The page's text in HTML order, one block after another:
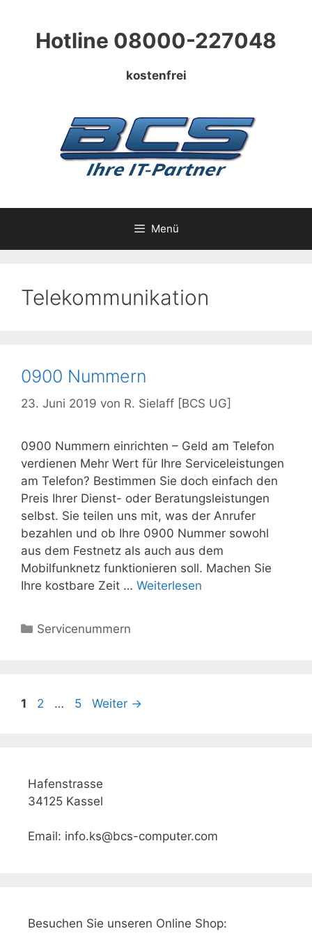
springenHotline 08000-227048
kostenfrei
Menü
Telekommunikation
0900 Nummern
23. Juni 2019 von R. Sielaff [BCS UG]
0900 Nummern einrichten – Geld am Telefon
verdienen Mehr Wert für Ihre Serviceleistungen
am Telefon? Bestimmen Sie doch einfach den
Preis Ihrer Dienst- oder Beratungsleistungen
selbst. Sie teilen uns mit, was der Anrufer
bezahlen und ob Ihre 0900 Nummer sowohl
aus dem Festnetz als auch aus dem
Mobilfunknetz funktionieren soll. Machen Sie
Ihre kostbare Zeit … Weiterlesen
Kategorien
Servicenummern
Seite
1 Seite
2 … Seite
5 Weiter →
Hafenstrasse
34125 Kassel
Email: info.ks@bcs-computer.com
Besuchen Sie unseren Online Shop: